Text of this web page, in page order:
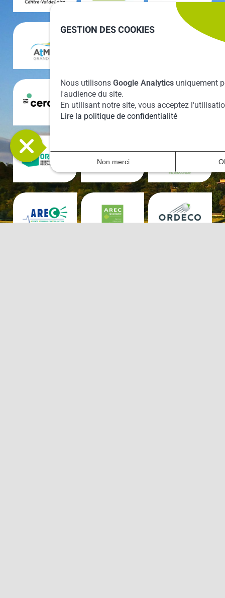
GESTION DES COOKIES
Nous utilisons Google Analytics uniquement
l'audience du site.
En utilisant notre site, vous acceptez
Lire la politique de confidentialité
Non merci